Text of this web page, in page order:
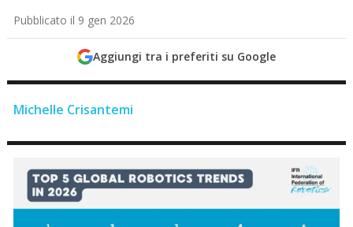
Pubblicato il 9 gen 2026
Aggiungi tra i preferiti su Google
Michelle Crisantemi